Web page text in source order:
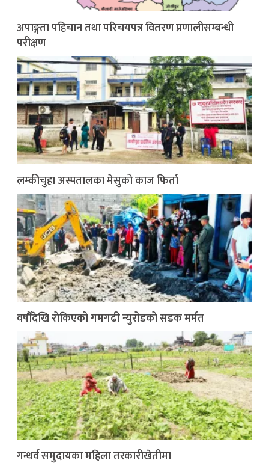
अपाङ्गता पहिचान तथा परिचयपत्र वितरण प्रणालीसम्बन्धी
परीक्षण
लम्कीचुहा अस्पतालका मेसुको काज फिर्ता
वर्षौँदेखि रोकिएको गमगढी न्युरोडको सडक मर्मत
गन्धर्व समुदायका महिला तरकारीखेतीमा